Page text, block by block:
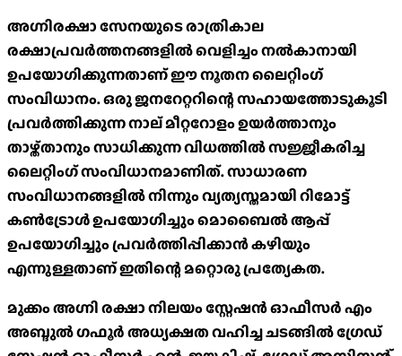
അഗ്നിരക്ഷാ സേനയുടെ രാത്രികാല
രക്ഷാപ്രവർത്തനങ്ങളിൽ വെളിച്ചം നൽകാനായി
ഉപയോഗിക്കുന്നതാണ് ഈ നൂതന ലൈറ്റിംഗ്
സംവിധാനം. ഒരു ജനറേറ്ററിന്റെ സഹായത്തോടുകൂടി
പ്രവർത്തിക്കുന്ന നാല് മീറ്ററോളം ഉയർത്താനും
താഴ്ത്താനും സാധിക്കുന്ന വിധത്തിൽ സജ്ജീകരിച്ച
ലൈറ്റിംഗ് സംവിധാനമാണിത്. സാധാരണ
സംവിധാനങ്ങളിൽ നിന്നും വ്യത്യസ്തമായി റിമോട്ട്
കൺട്രോൾ ഉപയോഗിച്ചും മൊബൈൽ ആപ്പ്
ഉപയോഗിച്ചും പ്രവർത്തിപ്പിക്കാൻ കഴിയും
എന്നുള്ളതാണ് ഇതിന്റെ മറ്റൊരു പ്രത്യേകത.
മുക്കം അഗ്നി രക്ഷാ നിലയം സ്റ്റേഷൻ ഓഫീസർ എം
അബ്ദുൽ ഗഫൂർ അധ്യക്ഷത വഹിച്ച ചടങ്ങിൽ ഗ്രേഡ്